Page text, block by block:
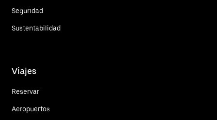
Seguridad
Sustentabilidad
Viajes
Reservar
Aeropuertos